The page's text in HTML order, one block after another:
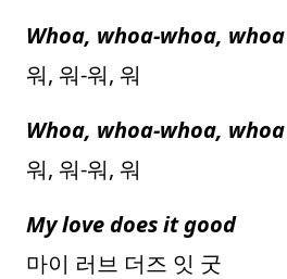
Whoa, whoa-whoa, whoa
워, 워-워, 워
Whoa, whoa-whoa, whoa
워, 워-워, 워
My love does it good
마이 러브 더즈 잇 굿